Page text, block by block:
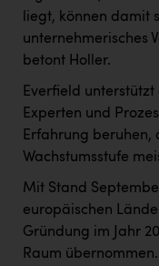
liegt, können damit
unternehmerisches
betont Holler.
Everfield
Experten und
Erfahrung beruhen,
Wachstumsstufe
Mit Stand
europäischen
Gründung im Jahr
Raum übernommen.